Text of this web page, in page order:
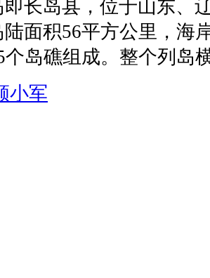
即长岛县，位于山东、
面积56平方公里，海
个岛礁组成。整个列
小军